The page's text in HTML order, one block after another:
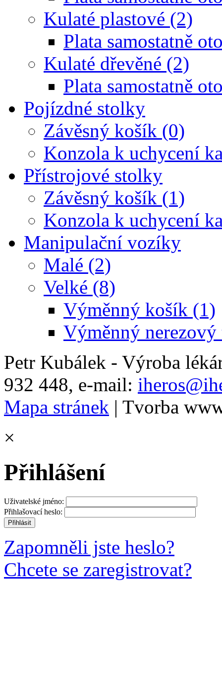
Kulaté plastové (2)
Plata samostatně
Kulaté dřevěné (2)
Plata samostatně
Pojízdné stolky
Závěsný košík (0)
Konzola k uchycení
Přístrojové stolky
Závěsný košík (1)
Konzola k uchycení
Manipulační vozíky
Malé (2)
Velké (8)
Výměnný košík (1)
Výměnný nerezový
Petr Kubálek - Výroba
932 448, e-mail:
Mapa stránek | Tvorba
×
Přihlášení
Uživatelské jméno:
Přihlašovací heslo:
Zapomněli jste heslo?
Chcete se zaregistrovat?